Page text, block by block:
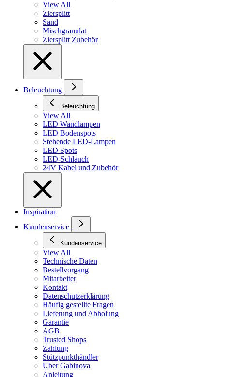
View All
Ziersplitt
Sand
Mischgranulat
Ziersplitt Zubehör
Beleuchtung
Beleuchtung
View All
LED Wandlampen
LED Bodenspots
Stehende LED-Lampen
LED Spots
LED-Schlauch
24V Kabel und Zubehör
Inspiration
Kundenservice
Kundenservice
View All
Technische Daten
Bestellvorgang
Mitarbeiter
Kontakt
Datenschutzerklärung
Häufig gestellte Fragen
Lieferung und Abholung
Garantie
AGB
Trusted Shops
Zahlung
Stützpunkthändler
Über Gabinova
Anleitung